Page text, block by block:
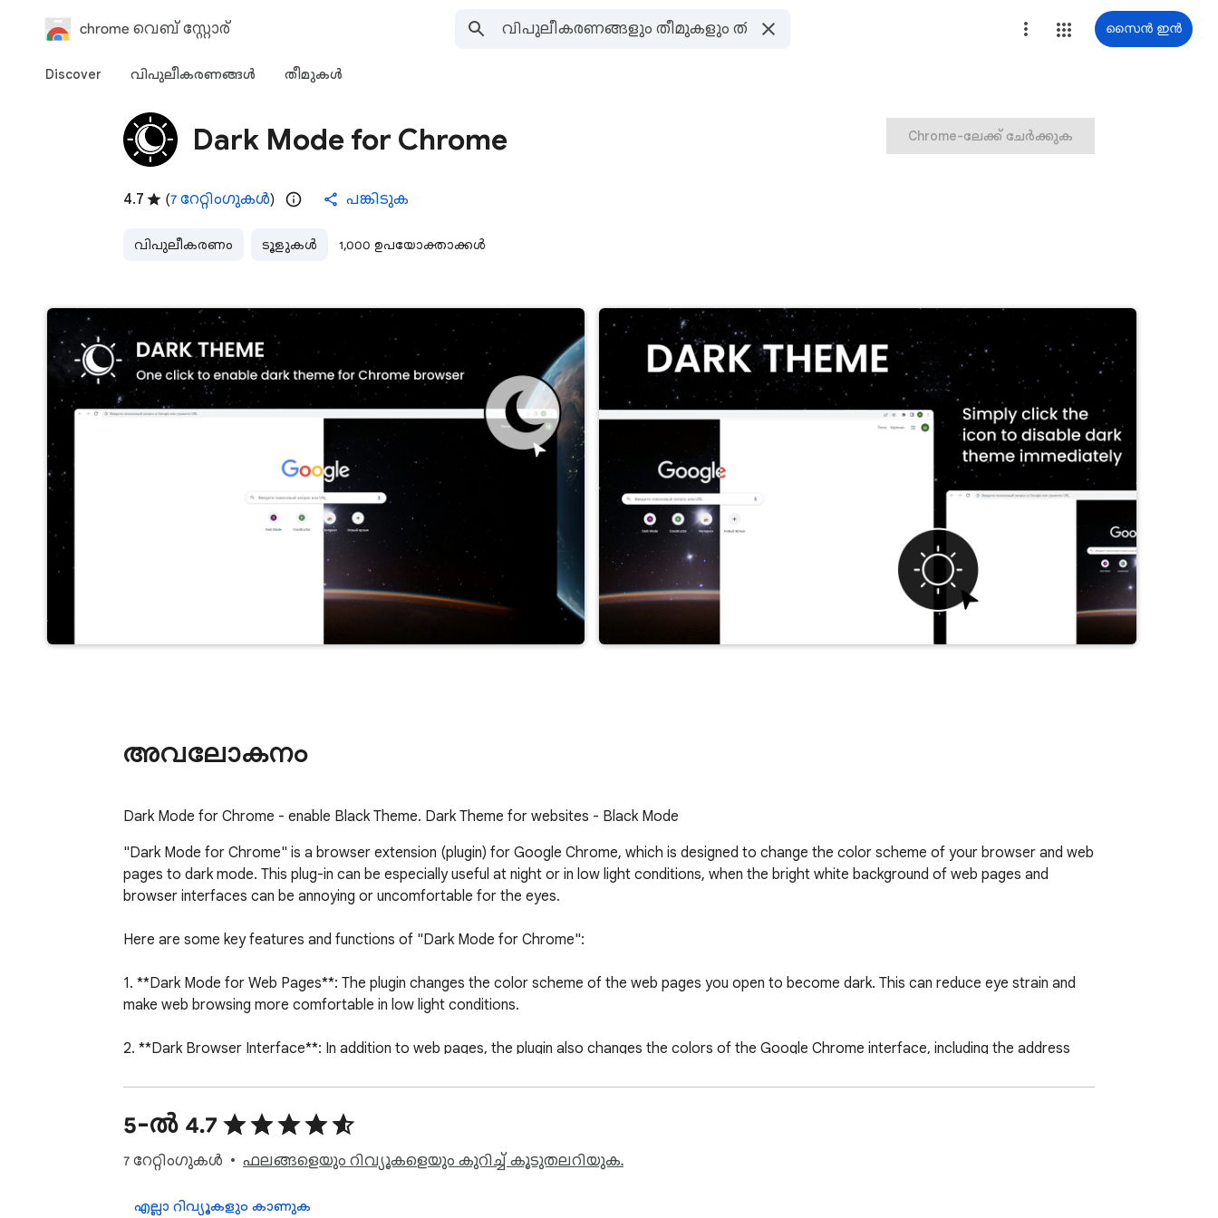
chrome വെബ് സ്റ്റോര്‍ സൈൻ ഇൻ
Discover വിപുലീകരണങ്ങള്‍ തീമുകള്‍‌
Dark Mode for Chrome
4.7 (7 റേറ്റിംഗുകൾ) പങ്കിടുക
വിപുലീകരണം ടൂളുകൾ 1,000 ഉപയോക്താക്കൾ
Chrome-ലേക്ക് ചേർക്കുക
അവലോകനം
Dark Mode for Chrome - enable Black Theme. Dark Theme for websites - Black Mode
"Dark Mode for Chrome" is a browser extension (plugin) for Google Chrome, which is designed to change the color scheme of your browser and web
pages to dark mode. This plug-in can be especially useful at night or in low light conditions, when the bright white background of web pages and
browser interfaces can be annoying or uncomfortable for the eyes.
Here are some key features and functions of "Dark Mode for Chrome":
1. **Dark Mode for Web Pages**: The plugin changes the color scheme of the web pages you open to become dark. This can reduce eye strain and
make web browsing more comfortable in low light conditions.
2. **Dark Browser Interface**: In addition to web pages, the plugin also changes the colors of the Google Chrome interface, including the address
3. **Settings and Personalization**: "Dark Mode for Chrome" usually provides custom settings, allowing you to choose when and how to activate dark
mode. You can turn it on by default, set up a schedule, or turn it on and off manually.
during prolonged computer use.
5-ൽ 4.7
7 റേറ്റിംഗുകൾ ഫലങ്ങളെയും റിവ്യൂകളെയും കുറിച്ച് കൂടുതലറിയുക.
എല്ലാ റിവ്യൂകളും കാണുക